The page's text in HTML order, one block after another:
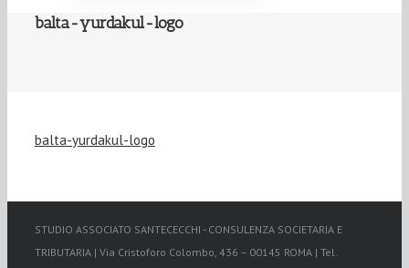
balta-yurdakul-logo
balta-yurdakul-logo
STUDIO ASSOCIATO SANTECECCHI - CONSULENZA SOCIETARIA E
TRIBUTARIA | Via Cristoforo Colombo, 436 – 00145 ROMA | Tel.